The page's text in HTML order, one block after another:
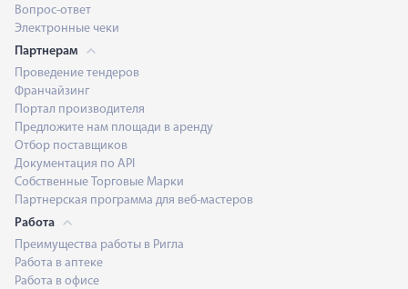
Вопрос-ответ
Электронные чеки
Партнерам
Проведение тендеров
Франчайзинг
Портал производителя
Предложите нам площади в аренду
Отбор поставщиков
Документация по API
Собственные Торговые Марки
Партнерская программа для веб-мастеров
Работа
Преимущества работы в Ригла
Работа в аптеке
Работа в офисе